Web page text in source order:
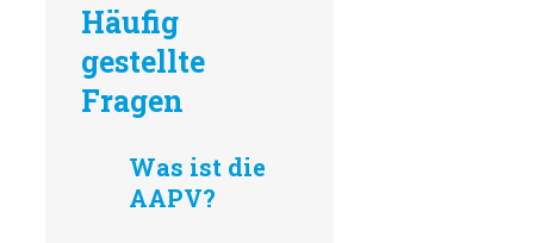
Häufig
gestellte
Fragen
Was ist die
AAPV?